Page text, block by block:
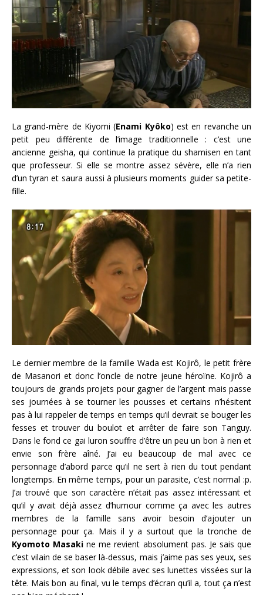
La grand-mère de Kiyomi (Enami Kyôko) est en revanche un
petit peu différente de l’image traditionnelle : c’est une
ancienne geisha, qui continue la pratique du shamisen en tant
que professeur. Si elle se montre assez sévère, elle n’a rien
d’un tyran et saura aussi à plusieurs moments guider sa petite-
fille.
Le dernier membre de la famille Wada est Kojirô, le petit frère
de Masanori et donc l’oncle de notre jeune héroïne. Kojirô a
toujours de grands projets pour gagner de l’argent mais passe
ses journées à se tourner les pousses et certains n’hésitent
pas à lui rappeler de temps en temps qu’il devrait se bouger les
fesses et trouver du boulot et arrêter de faire son Tanguy.
Dans le fond ce gai luron souffre d’être un peu un bon à rien et
envie son frère aîné. J’ai eu beaucoup de mal avec ce
personnage d’abord parce qu’il ne sert à rien du tout pendant
longtemps. En même temps, pour un parasite, c’est normal :p.
J’ai trouvé que son caractère n’était pas assez intéressant et
qu’il y avait déjà assez d’humour comme ça avec les autres
membres de la famille sans avoir besoin d’ajouter un
personnage pour ça. Mais il y a surtout que la tronche de
Kyomoto Masaki ne me revient absolument pas. Je sais que
c’est vilain de se baser là-dessus, mais j’aime pas ses yeux, ses
expressions, et son look débile avec ses lunettes vissées sur la
tête. Mais bon au final, vu le temps d’écran qu’il a, tout ça n’est